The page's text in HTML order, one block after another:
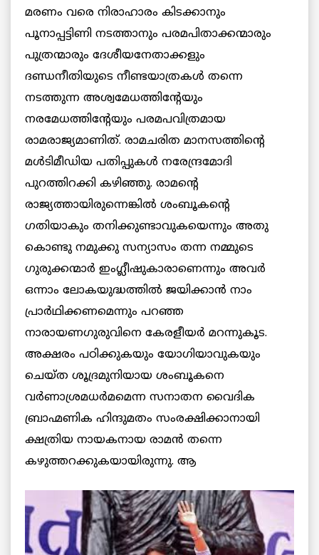
മരണം വരെ നിരാഹാരം കിടക്കാനും
പൂനാപ്പട്ടിണി നടത്താനും പരമപിതാക്കന്മാരും
പുത്രന്മാരും ദേശീയനേതാക്കളും
ദണ്ഡനീതിയുടെ നീണ്ടയാത്രകള്‍ തന്നെ
നടത്തുന്ന അശ്വമേധത്തിന്റേയും
നരമേധത്തിന്റേയും പരമപവിത്രമായ
രാമരാജ്യമാണിത്. രാമചരിത മാനസത്തിന്റെ
മള്‍ടിമീഡിയ പതിപ്പുകള്‍ നരേന്ദ്രമോദി
പുറത്തിറക്കി കഴിഞ്ഞു. രാമന്റെ
രാജ്യത്തായിരുന്നെങ്കില്‍ ശംബൂകന്റെ
ഗതിയാകും തനിക്കുണ്ടാവുകയെന്നും അതു
കൊണ്ടു നമുക്കു സന്യാസം തന്ന നമ്മുടെ
ഗുരുക്കന്മാര്‍ ഇംഗ്ലീഷുകാരാണെന്നും അവര്‍
ഒന്നാം ലോകയുദ്ധത്തില്‍ ജയിക്കാന്‍ നാം
പ്രാര്‍ഥിക്കണമെന്നും പറഞ്ഞ
നാരായണഗുരുവിനെ കേരളീയര്‍ മറന്നുകൂട.
അക്ഷരം പഠിക്കുകയും യോഗിയാവുകയും
ചെയ്ത ശൂദ്രമുനിയായ ശംബൂകനെ
വര്‍ണാശ്രമധര്‍മമെന്ന സനാതന വൈദിക
ബ്രാഹ്മണിക ഹിന്ദുമതം സംരക്ഷിക്കാനായി
ക്ഷത്രിയ നായകനായ രാമന്‍ തന്നെ
കഴുത്തറക്കുകയായിരുന്നു. ആ